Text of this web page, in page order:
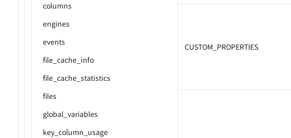
columns
engines
events
file_cache_info
file_cache_statistics
files
global_variables
key_column_usage
CUSTOM_PROPERTIES